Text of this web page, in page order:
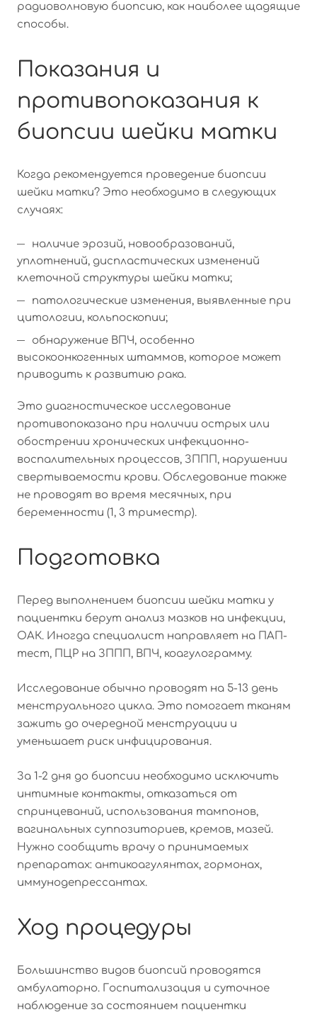
радиоволновую биопсию, как наиболее щадящие
способы.
Показания и
противопоказания к
биопсии шейки матки
Когда рекомендуется проведение биопсии
шейки матки? Это необходимо в следующих
случаях:
наличие эрозий, новообразований,
уплотнений, диспластических изменений
клеточной структуры шейки матки;
патологические изменения, выявленные при
цитологии, кольпоскопии;
обнаружение ВПЧ, особенно
высокоонкогенных штаммов, которое может
приводить к развитию рака.
Это диагностическое исследование
противопоказано при наличии острых или
обострении хронических инфекционно-
воспалительных процессов, ЗППП, нарушении
свертываемости крови. Обследование также
не проводят во время месячных, при
беременности (1, 3 триместр).
Подготовка
Перед выполнением биопсии шейки матки у
пациентки берут анализ мазков на инфекции,
ОАК. Иногда специалист направляет на ПАП-
тест, ПЦР на ЗППП, ВПЧ, коагулограмму.
Исследование обычно проводят на 5-13 день
менструального цикла. Это помогает тканям
зажить до очередной менструации и
уменьшает риск инфицирования.
За 1-2 дня до биопсии необходимо исключить
интимные контакты, отказаться от
спринцеваний, использования тампонов,
вагинальных суппозиториев, кремов, мазей.
Нужно сообщить врачу о принимаемых
препаратах: антикоагулянтах, гормонах,
иммунодепрессантах.
Ход процедуры
Большинство видов биопсий проводятся
амбулаторно. Госпитализация и суточное
наблюдение за состоянием пациентки